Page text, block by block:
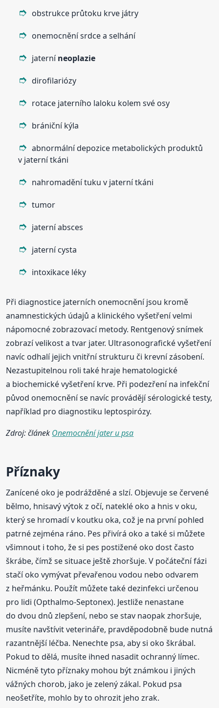
obstrukce průtoku krve játry
onemocnění srdce a selhání
jaterníneoplazie
dirofilariózy
rotace jaterního laloku kolem své osy
brániční kýla
abnormální depozice metabolických produktů
v jaterní tkáni
nahromadění tuku v jaterní tkáni
tumor
jaterní absces
jaterní cysta
intoxikace léky
Při diagnostice jaterních onemocnění jsou kromě
anamnestických údajů a klinického vyšetření velmi
nápomocné zobrazovací metody. Rentgenový snímek
zobrazí velikost a tvar jater. Ultrasonografické vyšetření
navíc odhalí jejich vnitřní strukturu či krevní zásobení.
Nezastupitelnou roli také hraje hematologické
a biochemické vyšetření krve. Při podezření na infekční
původ onemocnění se navíc provádějí sérologické testy,
například pro diagnostiku leptospirózy.
Zdroj: článek Onemocnění jater u psa
Příznaky
Zanícené oko je podrážděné a slzí. Objevuje se červené
bělmo, hnisavý výtok z očí, nateklé oko a hnis v oku,
který se hromadí v koutku oka, což je na první pohled
patrné zejména ráno. Pes přivírá oko a také si můžete
všimnout i toho, že si pes postižené oko dost často
škrábe, čímž se situace ještě zhoršuje. V počáteční fázi
stačí oko vymývat převařenou vodou nebo odvarem
z heřmánku. Použít můžete také dezinfekci určenou
pro lidi (Opthalmo-Septonex). Jestliže nenastane
do dvou dnů zlepšení, nebo se stav naopak zhoršuje,
musíte navštívit veterináře, pravděpodobně bude nutná
razantnější léčba. Nenechte psa, aby si oko škrábal.
Pokud to dělá, musíte ihned nasadit ochranný límec.
Nicméně tyto příznaky mohou být známkou i jiných
vážných chorob, jako je zelený zákal. Pokud psa
neošetříte, mohlo by to ohrozit jeho zrak.